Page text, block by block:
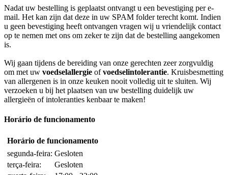
Nadat uw bestelling is geplaatst ontvangt u een bevestiging per e-
mail. Het kan zijn dat deze in uw SPAM folder terecht komt. Indien
u geen bevestiging heeft ontvangen vragen wij u vriendelijk contact
op te nemen met ons om zeker te zijn dat de bestelling aangekomen
is.
Wij gaan tijdens de bereiding van onze gerechten zeer zorgvuldig
om met uw voedselallergie ofvoedselintolerantie. Kruisbesmetting
van allergenen is in onze keuken nooit volledig uit te sluiten. Wij
verzoeken u bij het plaatsen van uw bestelling duidelijk uw
allergieën of intoleranties kenbaar te maken!
Horário de funcionamento
Horário de funcionamento
segunda-feira: Gesloten
terça-feira:
Gesloten